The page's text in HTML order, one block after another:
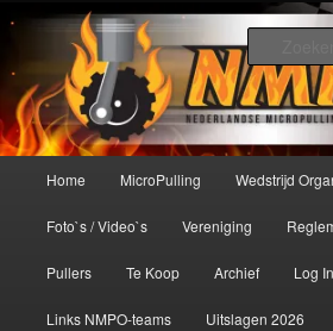
primaire
inhoudNederlandse
Organisatie
De meest krachtige modelbouwsport ter
Home MicroPulling Wedstrijd
Foto`s / Video`s Vereniging
Pullers Te Koop Archief Log In
Links NMPO-teams Uitslagen 2026